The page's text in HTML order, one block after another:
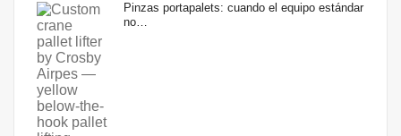
Pinzas portapalets: cuando el equipo estándar
no…